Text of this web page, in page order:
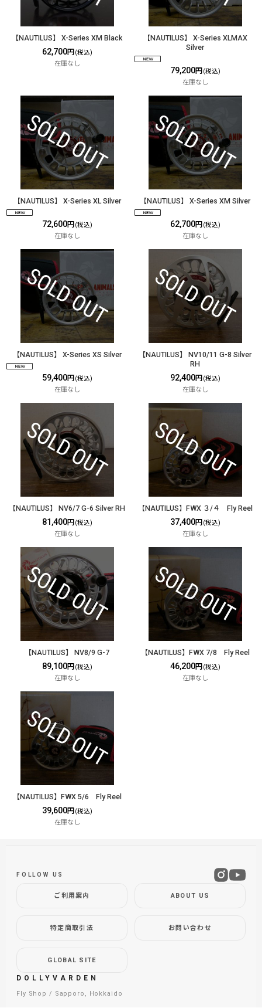
【NAUTILUS】 X-Series XM Black
62,700円 (税込)
在庫なし
【NAUTILUS】 X-Series XLMAX
Silver
79,200円 (税込)
在庫なし
【NAUTILUS】 X-Series XL Silver
72,600円 (税込)
在庫なし
【NAUTILUS】 X-Series XM Silver
62,700円 (税込)
在庫なし
【NAUTILUS】 X-Series XS Silver
59,400円 (税込)
在庫なし
【NAUTILUS】 NV10/11 G-8 Silver
RH
92,400円 (税込)
在庫なし
【NAUTILUS】 NV6/7 G-6 Silver RH
81,400円 (税込)
在庫なし
【NAUTILUS】FWX ３/４ Fly Reel
37,400円 (税込)
在庫なし
【NAUTILUS】 NV8/9 G-7
89,100円 (税込)
在庫なし
【NAUTILUS】FWX 7/8 Fly Reel
46,200円 (税込)
在庫なし
【NAUTILUS】FWX 5/6 Fly Reel
39,600円 (税込)
在庫なし
DOLLYVARDEN
Fly Shop / Sapporo, Hokkaido
ご利用案内 ABOUT US
特定商取引法 お問い合わせ
GLOBAL SITE
FOLLOW US